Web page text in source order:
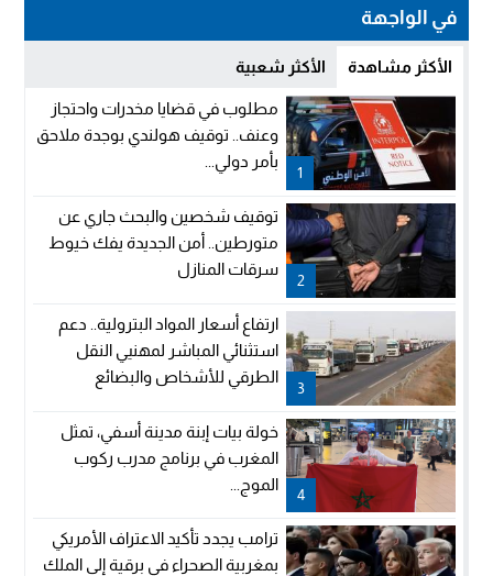
في الواجهة
الأكثر مشاهدة الأكثر شعبية
1
مطلوب في قضايا مخدرات واحتجاز
وعنف.. توقيف هولندي بوجدة ملاحق
بأمر دولي...
2
توقيف شخصين والبحث جاري عن
متورطين.. أمن الجديدة يفك خيوط
سرقات المنازل
3
ارتفاع أسعار المواد البترولية.. دعم
استثنائي المباشر لمهنيي النقل
الطرقي للأشخاص والبضائع
4
خولة بيات إبنة مدينة أسفي، تمثل
المغرب في برنامج مدرب ركوب
الموج...
ترامب يجدد تأكيد الاعتراف الأمريكي
بمغربية الصحراء في برقية إلى الملك